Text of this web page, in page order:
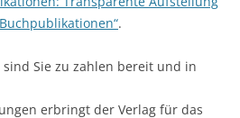
.
Sie zu zahlen bereit und in
erbringt der Verlag für das